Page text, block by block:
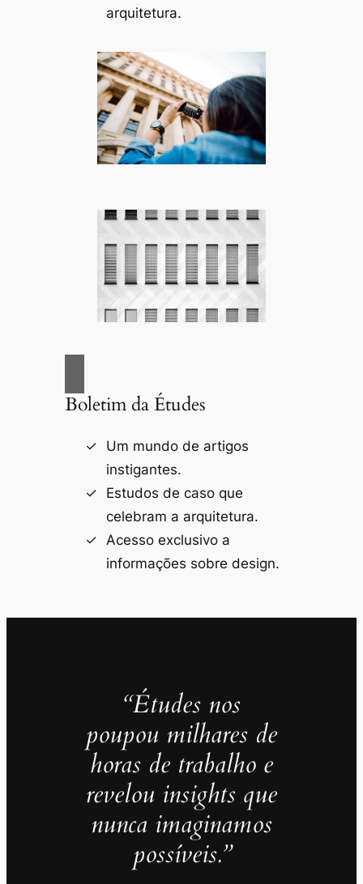
arquitetura.
Boletim da Études
Um mundo de artigos
instigantes.
Estudos de caso que
celebram a arquitetura.
Acesso exclusivo a
informações sobre design.
“Études nos
poupou milhares de
horas de trabalho e
revelou insights que
nunca imaginamos
possíveis.”